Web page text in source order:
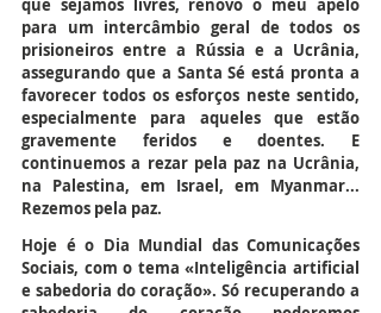
que sejamos livres, renovo o meu apelo
para um intercâmbio geral de todos os
prisioneiros entre a Rússia e a Ucrânia,
assegurando que a Santa Sé está pronta a
favorecer todos os esforços neste sentido,
especialmente para aqueles que estão
gravemente feridos e doentes. E
continuemos a rezar pela paz na Ucrânia,
na Palestina, em Israel, em Myanmar...
Rezemos pela paz.
Hoje é o Dia Mundial das Comunicações
Sociais, com o tema «Inteligência artificial
e sabedoria do coração». Só recuperando a